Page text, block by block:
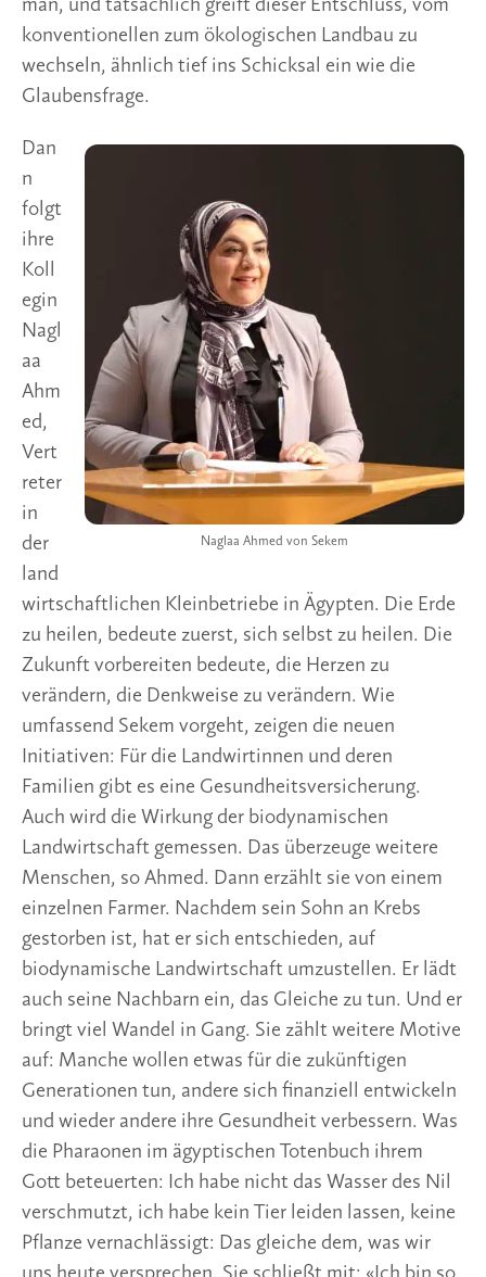
man, und tatsächlich greift dieser Entschluss, vom
konventionellen zum ökologischen Landbau zu
wechseln, ähnlich tief ins Schicksal ein wie die
Glaubensfrage.
Naglaa Ahmed von Sekem
Dan
n
folgt
ihre
Koll
egin
Nagl
aa
Ahm
ed,
Vert
reter
in
der
land
wirtschaftlichen Kleinbetriebe in Ägypten. Die Erde
zu heilen, bedeute zuerst, sich selbst zu heilen. Die
Zukunft vorbereiten bedeute, die Herzen zu
verändern, die Denkweise zu verändern. Wie
umfassend Sekem vorgeht, zeigen die neuen
Initiativen: Für die Landwirtinnen und deren
Familien gibt es eine Gesundheitsversicherung.
Auch wird die Wirkung der biodynamischen
Landwirtschaft gemessen. Das überzeuge weitere
Menschen, so Ahmed. Dann erzählt sie von einem
einzelnen Farmer. Nachdem sein Sohn an Krebs
gestorben ist, hat er sich entschieden, auf
biodynamische Landwirtschaft umzustellen. Er lädt
auch seine Nachbarn ein, das Gleiche zu tun. Und er
bringt viel Wandel in Gang. Sie zählt weitere Motive
auf: Manche wollen etwas für die zukünftigen
Generationen tun, andere sich finanziell entwickeln
und wieder andere ihre Gesundheit verbessern. Was
die Pharaonen im ägyptischen Totenbuch ihrem
Gott beteuerten: Ich habe nicht das Wasser des Nil
verschmutzt, ich habe kein Tier leiden lassen, keine
Pflanze vernachlässigt: Das gleiche dem, was wir